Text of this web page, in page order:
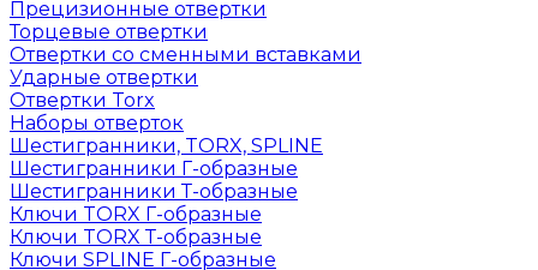
Прецизионные отвертки
Торцевые отвертки
Отвертки со сменными вставками
Ударные отвертки
Отвертки Torx
Наборы отверток
Шестигранники, TORX, SPLINE
Шестигранники Г-образные
Шестигранники Т-образные
Ключи TORX Г-образные
Ключи TORX Т-образные
Ключи SPLINE Г-образные